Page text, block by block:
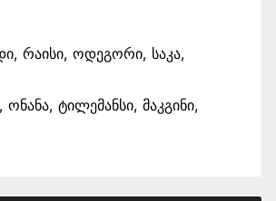
რაისი, ოდეგორი, საკა,
ტილემანსი, მაკგინი,